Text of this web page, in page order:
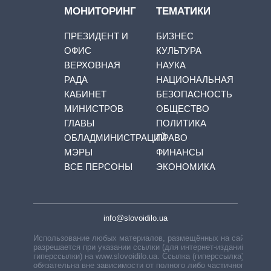
МОНИТОРИНГ
ПРЕЗИДЕНТ И
ОФИС
ВЕРХОВНАЯ
РАДА
КАБИНЕТ
МИНИСТРОВ
ГЛАВЫ
ОБЛАДМИНИСТРАЦИЙ
МЭРЫ
ВСЕ ПЕРСОНЫ
ТЕМАТИКИ
БИЗНЕС
КУЛЬТУРА
НАУКА
НАЦИОНАЛЬНАЯ
БЕЗОПАСНОСТЬ
ОБЩЕСТВО
ПОЛИТИКА
ПРАВО
ФИНАНСЫ
ЭКОНОМИКА
info@slovoidilo.ua
Использование любых материалов, размещённых на сайте,
разрешается при указании ссылки (для интернет-изданий —
гиперссылки) на www.slovoidilo.ua. Ссылка (гиперссылка)
обязательна вне зависимости от полного либо частичного